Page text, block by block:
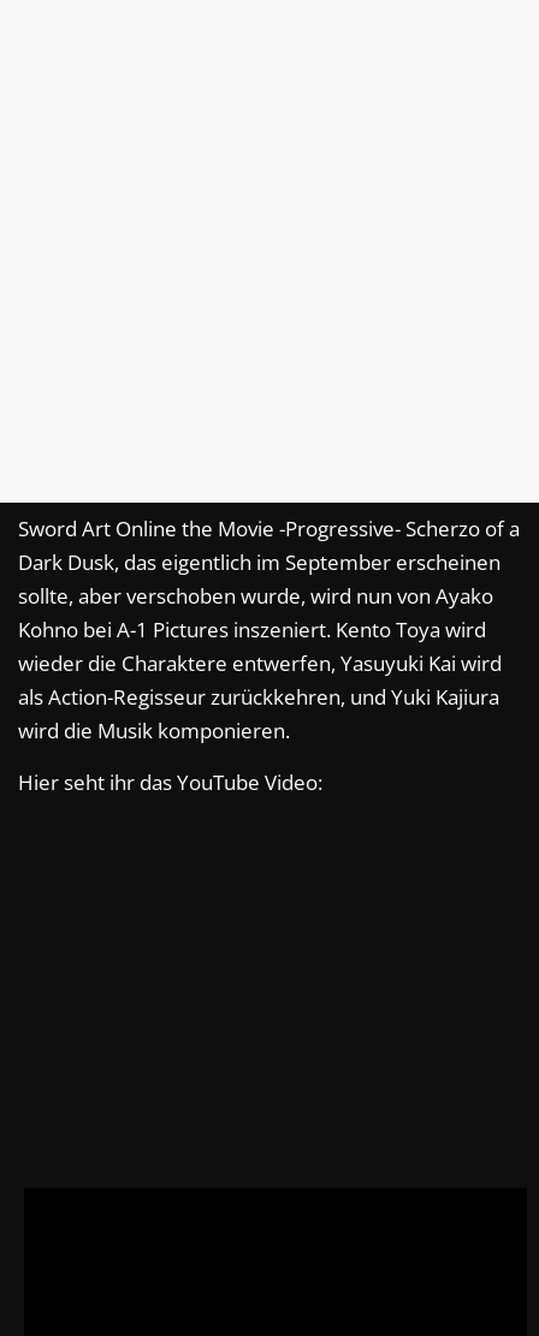
Sword Art Online the Movie -Progressive- Scherzo of a
Dark Dusk, das eigentlich im September erscheinen
sollte, aber verschoben wurde, wird nun von Ayako
Kohno bei A-1 Pictures inszeniert. Kento Toya wird
wieder die Charaktere entwerfen, Yasuyuki Kai wird
als Action-Regisseur zurückkehren, und Yuki Kajiura
wird die Musik komponieren.
Hier seht ihr das YouTube Video: